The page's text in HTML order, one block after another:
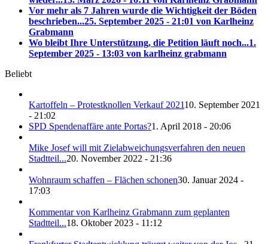
Vor mehr als 7 Jahren wurde die Wichtigkeit der Böden
beschrieben...25. September 2025 - 21:01 von Karlheinz
Grabmann
Wo bleibt Ihre Unterstützung, die Petition läuft noch...1.
September 2025 - 13:03 von karlheinz grabmann
Beliebt
Kartoffeln – Protestknollen Verkauf 202110. September 2021
- 21:02
SPD Spendenaffäre ante Portas?1. April 2018 - 20:06
Mike Josef will mit Zielabweichungsverfahren den neuen
Stadtteil...20. November 2022 - 21:36
Wohnraum schaffen – Flächen schonen30. Januar 2024 -
17:03
Kommentar von Karlheinz Grabmann zum geplanten
Stadtteil...18. Oktober 2023 - 11:12